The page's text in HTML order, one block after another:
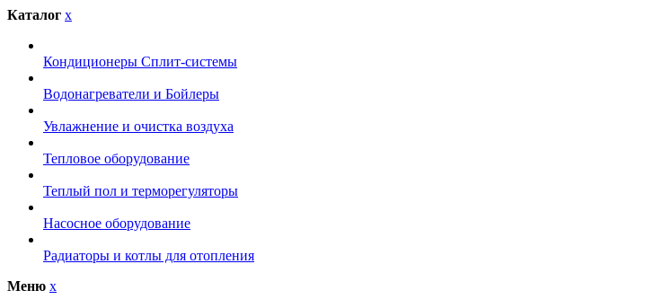
Каталог x
Кондиционеры Сплит-системы
Водонагреватели и Бойлеры
Увлажнение и очистка воздуха
Тепловое оборудование
Теплый пол и терморегуляторы
Насосное оборудование
Радиаторы и котлы для отопления
Меню x